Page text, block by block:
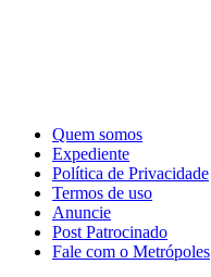
Quem somos
Expediente
Política de Privacidade
Termos de uso
Anuncie
Post Patrocinado
Fale com o Metrópoles